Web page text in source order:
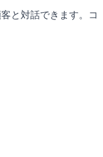
と対話できます。コ